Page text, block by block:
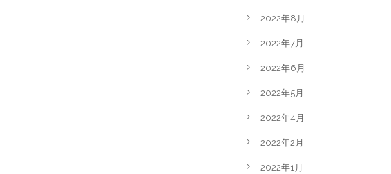
2022年8月
2022年7月
2022年6月
2022年5月
2022年4月
2022年2月
2022年1月